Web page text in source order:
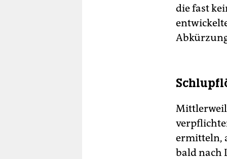
die fast
ermitteln,
bald nach